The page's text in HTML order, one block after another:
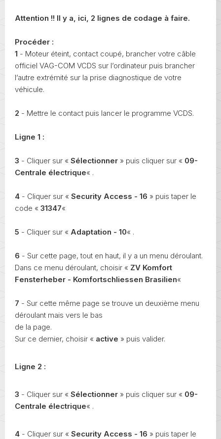
Attention !! Il y a, ici, 2 lignes de codage à faire.
Procéder :
1 - Moteur éteint, contact coupé, brancher votre câble
officiel VAG-COM VCDS sur l’ordinateur puis brancher
l’autre extrémité sur la prise diagnostique de votre
véhicule.
2 - Mettre le contact puis lancer le programme VCDS.
Ligne 1 :
3 - Cliquer sur « Sélectionner » puis cliquer sur « 09-
Centrale électrique« .
4 - Cliquer sur « Security Access - 16 » puis taper le
code « 31347«
5 - Cliquer sur « Adaptation - 10« .
6 - Sur cette page, tout en haut, il y a un menu déroulant.
Dans ce menu déroulant, choisir « ZV Komfort
Fensterheber - Komfortschliessen Brasilien«
7 - Sur cette même page se trouve un deuxième menu
déroulant mais vers le bas
de la page.
Sur ce dernier, choisir « active » puis valider.
Ligne 2 :
3 - Cliquer sur « Sélectionner » puis cliquer sur « 09-
Centrale électrique« .
4 - Cliquer sur « Security Access - 16 » puis taper le